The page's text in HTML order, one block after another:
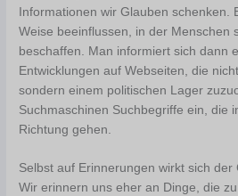
Informationen wir Glauben schenken.
Weise beeinflussen, in der Menschen
beschaffen. Man informiert sich dann
Entwicklungen auf Webseiten, die
sondern einem politischen Lager
Suchmaschinen Suchbegriffe ein, die
Richtung gehen.
Selbst auf Erinnerungen wirkt sich der
Wir erinnern uns eher an Dinge, die